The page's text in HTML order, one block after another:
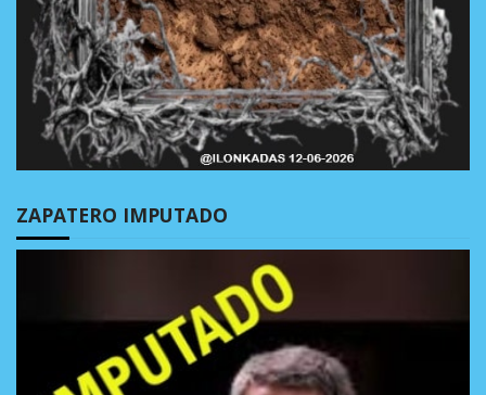
ZAPATERO IMPUTADO